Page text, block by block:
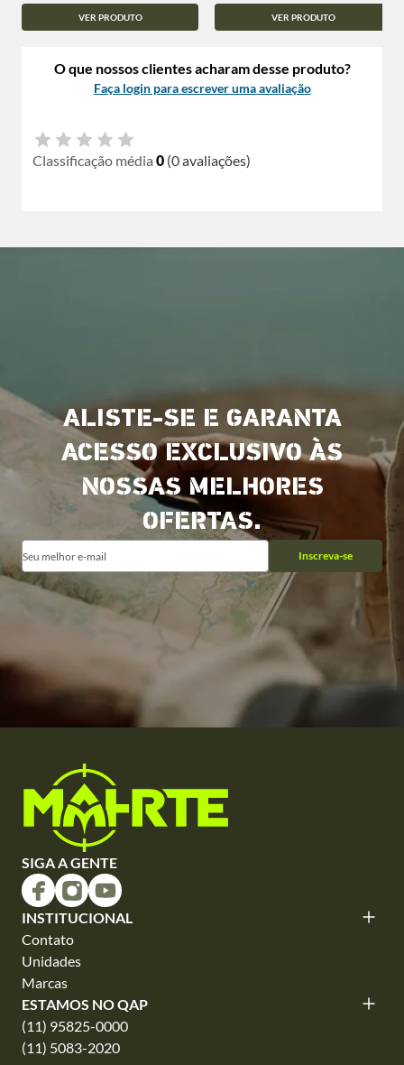
VER PRODUTO VER PRODUTO
O que nossos clientes acharam desse produto?
Faça login para escrever uma avaliação
Classificação média 0 (0 avaliações)
ALISTE-SE E GARANTA
ACESSO EXCLUSIVO ÀS
NOSSAS MELHORES
OFERTAS.
Inscreva-se
SIGA A GENTE
INSTITUCIONAL
Contato
Unidades
Marcas
ESTAMOS NO QAP
(11) 95825-0000
(11) 5083-2020